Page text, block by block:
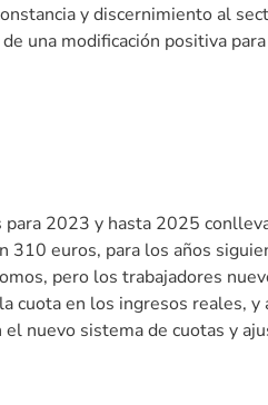
y discernimiento al
una modificación positiva
2023 y hasta 2025
euros, para los años
pero los trabajadores
en los ingresos reales,
nuevo sistema de cuotas y